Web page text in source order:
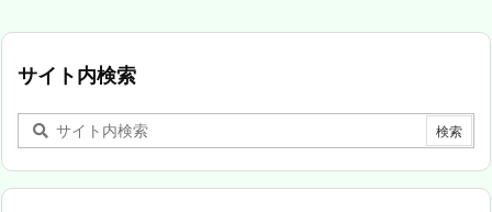
サイト内検索